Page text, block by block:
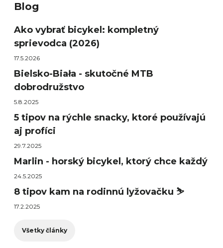
Blog
Ako vybrať bicykel: kompletný
sprievodca (2026)
17.5.2026
Bielsko-Biała - skutočné MTB
dobrodružstvo
5.8.2025
5 tipov na rýchle snacky, ktoré používajú
aj profíci
29.7.2025
Marlin - horský bicykel, ktorý chce každý
24.5.2025
8 tipov kam na rodinnú lyžovačku ⛷️
17.2.2025
Všetky články